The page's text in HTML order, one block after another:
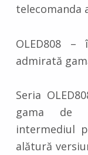
telecomanda
OLED808
admirată
Seria
gama de
intermediul
alătură